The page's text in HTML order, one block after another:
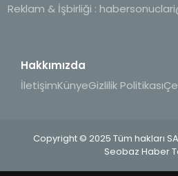
Reklam & İşbirliği :
Hakkımızda
İletişimKünyeGizlilik Politikası
Copyright © 2025 Tüm hakları
Seobaz Haber